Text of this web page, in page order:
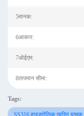
5मानक:
6आकार:
7ओईएम:
8तापमान सीमा:
Tags:
SS316 हाइड्रोलिक त्वरित युग्मक